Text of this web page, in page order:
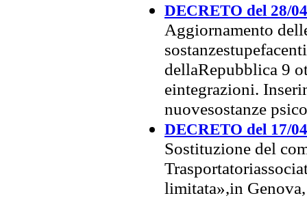
DECRETO del 28/
Aggiornamento
dellaRepubblica 9
eintegrazioni.
nuovesostanze
DECRETO del 17/
Sostituzione del
limitata»,in